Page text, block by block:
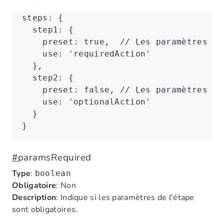
steps :
{
  step1
:
{
    preset
: true ,
// Les paramètres
    use
:
'requiredAction'
  }
,
  step2
:
{
    preset
: false ,
// Les paramètres
    use
:
'optionalAction'
  }
}
#paramsRequired
Type: boolean
Obligatoire: Non
Description: Indique si les paramètres de l'étape
sont obligatoires.